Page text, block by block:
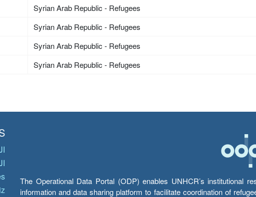
Syrian Arab Republic - Refugees
Syrian Arab Republic - Refugees
Syrian Arab Republic - Refugees
Syrian Arab Republic - Refugees
The Operational Data Portal (ODP) enables UNHCR’s institutional
information and data sharing platform to facilitate coordination of